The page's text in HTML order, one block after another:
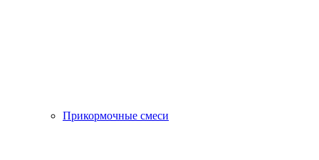
Прикормочные смеси